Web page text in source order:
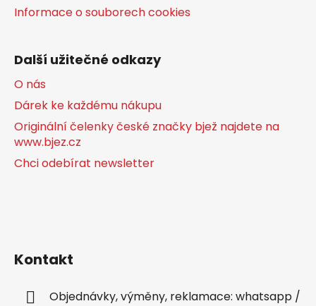
Informace o souborech cookies
Další užitečné odkazy
O nás
Dárek ke každému nákupu
Originální čelenky české značky bjež najdete na
www.bjez.cz
Chci odebírat newsletter
Kontakt
Objednávky, výměny, reklamace: whatsapp /